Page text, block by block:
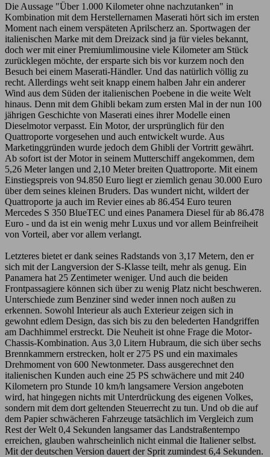
Die Aussage "Über 1.000 Kilometer ohne nachzutanken" in
Kombination mit dem Herstellernamen Maserati hört sich im ersten
Moment nach einem verspäteten Aprilscherz an. Sportwagen der
italienischen Marke mit dem Dreizack sind ja für vieles bekannt,
doch wer mit einer Premiumlimousine viele Kilometer am Stück
zurücklegen möchte, der ersparte sich bis vor kurzem noch den
Besuch bei einem Maserati-Händler. Und das natürlich völlig zu
recht. Allerdings weht seit knapp einem halben Jahr ein anderer
Wind aus dem Süden der italienischen Poebene in die weite Welt
hinaus. Denn mit dem Ghibli bekam zum ersten Mal in der nun 100
jährigen Geschichte von Maserati eines ihrer Modelle einen
Dieselmotor verpasst. Ein Motor, der ursprünglich für den
Quattroporte vorgesehen und auch entwickelt wurde. Aus
Marketinggründen wurde jedoch dem Ghibli der Vortritt gewährt.
Ab sofort ist der Motor in seinem Mutterschiff angekommen, dem
5,26 Meter langen und 2,10 Meter breiten Quattroporte. Mit einem
Einstiegspreis von 94.850 Euro liegt er ziemlich genau 30.000 Euro
über dem seines kleinen Bruders. Das wundert nicht, wildert der
Quattroporte ja auch im Revier eines ab 86.454 Euro teuren
Mercedes S 350 BlueTEC und eines Panamera Diesel für ab 86.478
Euro - und da ist ein wenig mehr Luxus und vor allem Beinfreiheit
von Vorteil, aber vor allem verlangt.
Letzteres bietet er dank seines Radstands von 3,17 Metern, den er
sich mit der Langversion der S-Klasse teilt, mehr als genug. Ein
Panamera hat 25 Zentimeter weniger. Und auch die beiden
Frontpassagiere können sich über zu wenig Platz nicht beschweren.
Unterschiede zum Benziner sind weder innen noch außen zu
erkennen. Sowohl Interieur als auch Exterieur zeigen sich in
gewohnt edlem Design, das sich bis zu den belederten Handgriffen
am Dachhimmel erstreckt. Die Neuheit ist ohne Frage die Motor-
Chassis-Kombination. Aus 3,0 Litern Hubraum, die sich über sechs
Brennkammern erstrecken, holt er 275 PS und ein maximales
Drehmoment von 600 Newtonmeter. Dass ausgerechnet den
italienischen Kunden auch eine 25 PS schwächere und mit 240
Kilometern pro Stunde 10 km/h langsamere Version angeboten
wird, hat hingegen nichts mit Unterdrückung des eigenen Volkes,
sondern mit dem dort geltenden Steuerrecht zu tun. Und ob die auf
dem Papier schwächeren Fahrzeuge tatsächlich im Vergleich zum
Rest der Welt 0,4 Sekunden langsamer das Landstraßentempo
erreichen, glauben wahrscheinlich nicht einmal die Italiener selbst.
Mit der deutschen Version dauert der Sprit zumindest 6,4 Sekunden.